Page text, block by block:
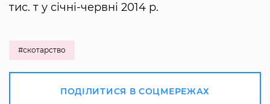
тис. т у січні-червні 2014 р.
#скотарство
ПОДІЛИТИСЯ В СОЦМЕРЕЖАХ